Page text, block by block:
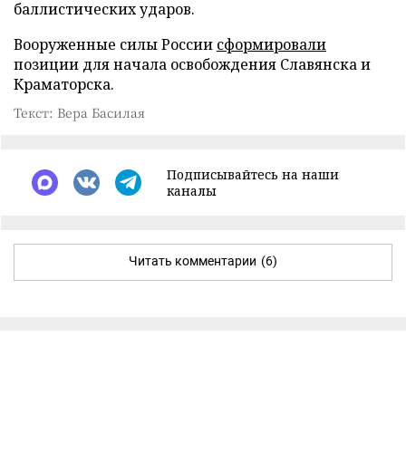
баллистических ударов.
Вооруженные силы России сформировали
позиции для начала освобождения Славянска и
Краматорска.
Текст: Вера Басилая
Подписывайтесь на наши
каналы
Читать комментарии (6)